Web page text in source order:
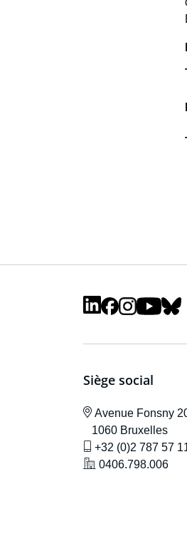
Siège social
icône de localisation
Avenue Fonsny
1060 Bruxelles
icône de gsm
+32 (0)2 787 57
icône de localisation
0406.798.006